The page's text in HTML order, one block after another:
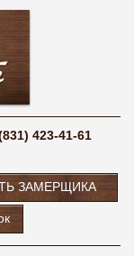
423-41-61
ЗАМЕРЩИКА